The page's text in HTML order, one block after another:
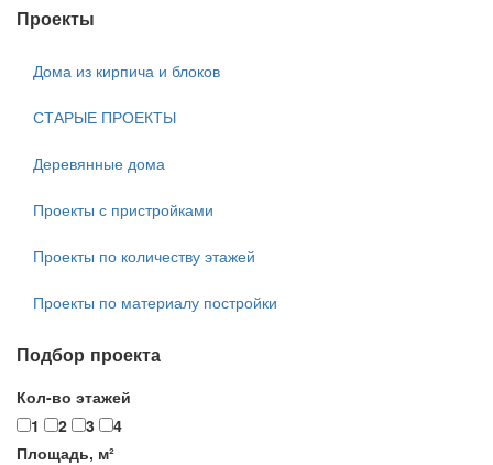
Проекты
Дома из кирпича и блоков
СТАРЫЕ ПРОЕКТЫ
Деревянные дома
Проекты с пристройками
Проекты по количеству этажей
Проекты по материалу постройки
Подбор проекта
Кол-во этажей
1
2 3
4
Площадь, м²